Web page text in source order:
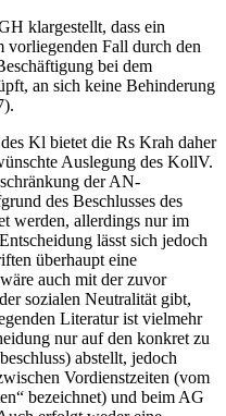
klargestellt, dass ein
vorliegenden Fall durch den
bei dem
an sich keine Behinderung
Kl bietet die Rs Krah daher
Auslegung des KollV.
der AN-
des Beschlusses des
werden, allerdings nur im
lässt sich jedoch
überhaupt eine
auch mit der zuvor
sozialen Neutralität gibt,
Literatur ist vielmehr
nur auf den konkret zu
abstellt, jedoch
Vordienstzeiten (vom
“ bezeichnet) und beim AG